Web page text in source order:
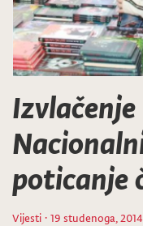
poticanje
Vijesti · 19 studenoga, 2014